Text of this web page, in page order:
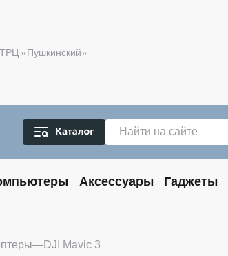
«Пушкинский»
Аксессуары Гаджеты
DJI Mavic 3